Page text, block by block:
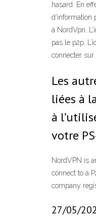
hasard. En
d’information
à NordVpn.
pas le p2p.
connecter sur
Les
liées à
à
votre
NordVPN is
connect to a
company
27/05/